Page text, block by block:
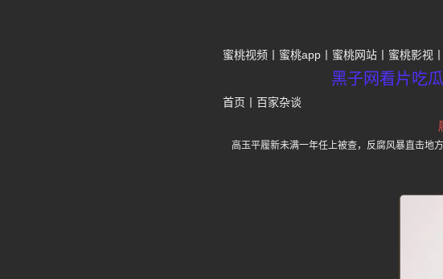
蜜桃视频 蜜桃app 蜜桃网站 蜜桃影视
黑子网看片吃
首页 百家杂谈
高玉平履新未满一年任上被查，反腐风暴直击地